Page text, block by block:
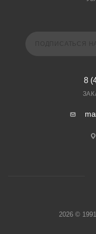
8
2026 ©